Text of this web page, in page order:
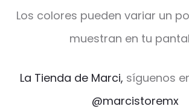
Los colores pueden variar un
muestran en tu
La Tienda de Marci, síguenos
@marcistoremx